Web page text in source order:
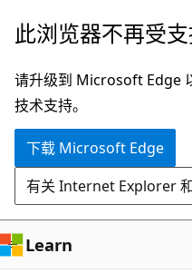
跳
主
要
内
此浏览器不再受支
请升级到 Microsoft Edge
技术支持。
下载 Microsoft Edge
有关 Internet Explorer
Learn